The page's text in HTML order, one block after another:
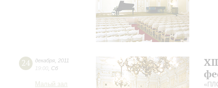
24 декабря 2011
19:00 Сб
Малый зал